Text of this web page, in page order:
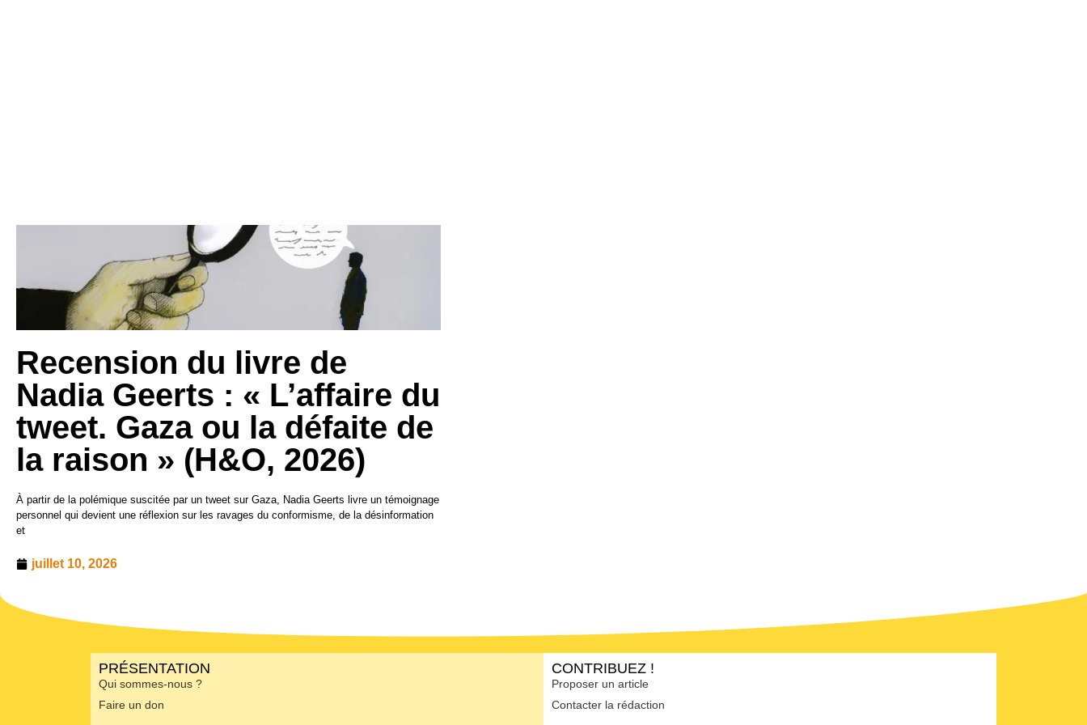
Recension du livre de
Nadia Geerts : « L’affaire du
tweet. Gaza ou la défaite de
la raison » (H&O, 2026)
À partir de la polémique suscitée par un tweet sur Gaza, Nadia Geerts livre un témoignage
personnel qui devient une réflexion sur les ravages du conformisme, de la désinformation
et
juillet 10, 2026
PRÉSENTATION
Qui sommes-nous ?
Faire un don
CONTRIBUEZ !
Proposer un article
Contacter la rédaction